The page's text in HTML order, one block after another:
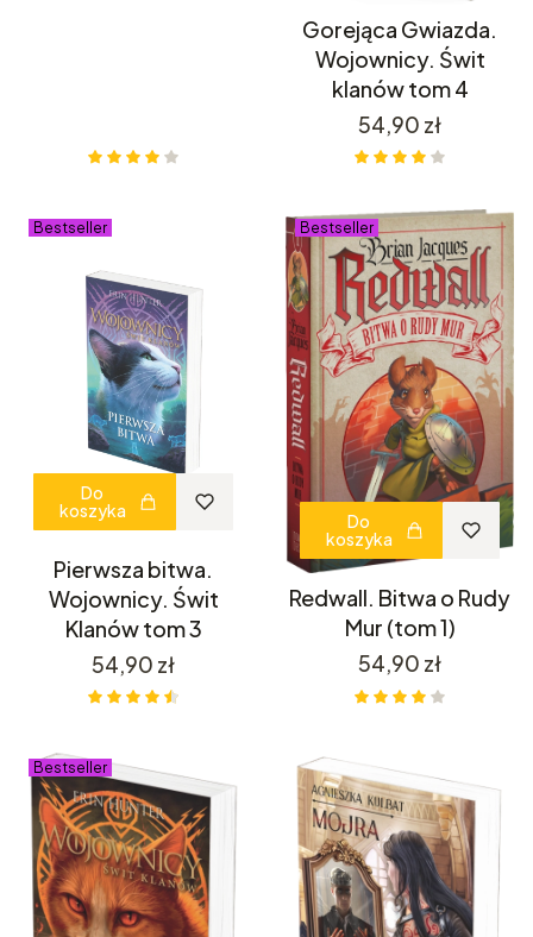
Gorejąca Gwiazda.
Wojownicy. Świt
klanów tom 4
Cena
54,90 zł
Bestseller
Do
koszyka
Pierwsza bitwa.
Wojownicy. Świt
Klanów tom 3
Cena
54,90 zł
Bestseller
Do
koszyka
Redwall. Bitwa o Rudy
Mur (tom 1)
Cena
54,90 zł
Bestseller